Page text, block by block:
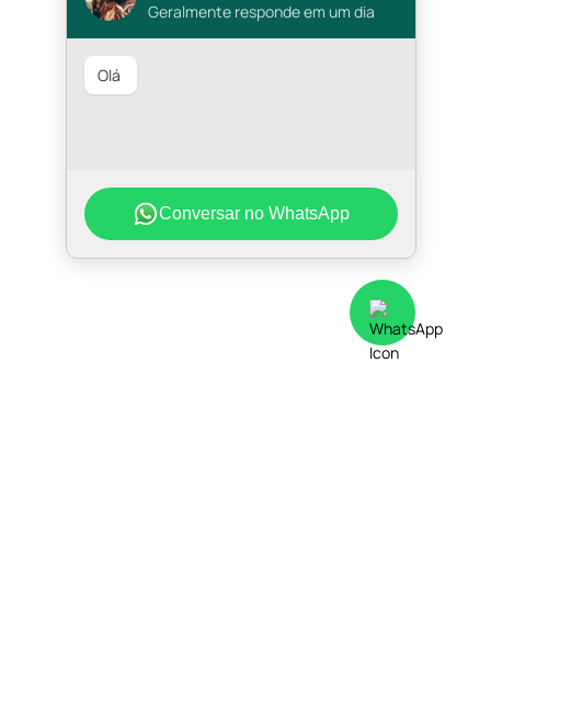
Geralmente responde em um dia
Olá
Conversar no WhatsApp